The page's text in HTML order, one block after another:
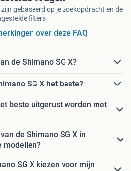
gebaseerd op je zoekopdracht en de
filters
over deze FAQ
de Shimano SG X?
SG X het beste?
beste uitgerust worden met
de Shimano SG X in
modellen?
SG X kiezen voor mijn